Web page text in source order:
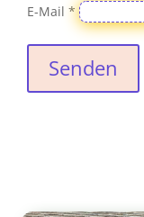
E-Mail*
Senden